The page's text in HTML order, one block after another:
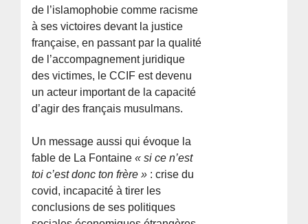
de l’islamophobie comme racisme
à ses victoires devant la justice
française, en passant par la qualité
de l’accompagnement juridique
des victimes, le CCIF est devenu
un acteur important de la capacité
d’agir des français musulmans.
Un message aussi qui évoque la
fable de La Fontaine« si ce n’est
toi c’est donc ton frère » : crise du
covid, incapacité à tirer les
conclusions de ses politiques